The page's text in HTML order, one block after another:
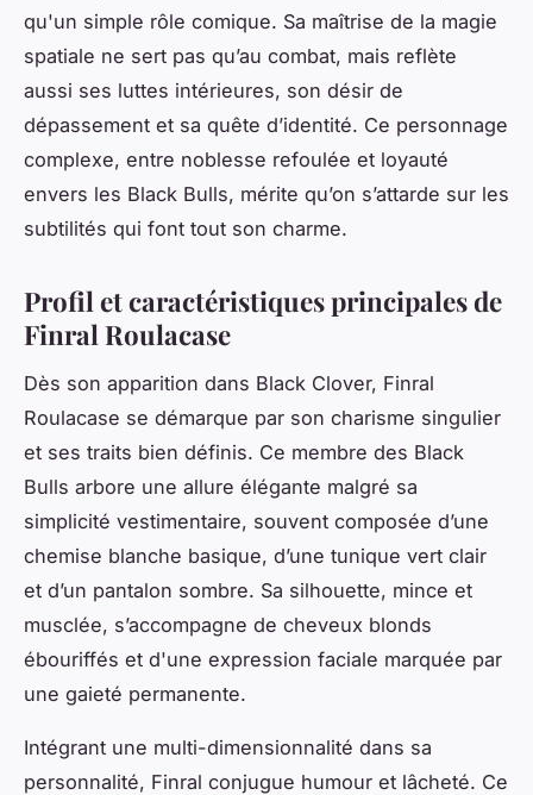
qu'un simple rôle comique. Sa maîtrise de la magie
spatiale ne sert pas qu’au combat, mais reflète
aussi ses luttes intérieures, son désir de
dépassement et sa quête d’identité. Ce personnage
complexe, entre noblesse refoulée et loyauté
envers les Black Bulls, mérite qu’on s’attarde sur les
subtilités qui font tout son charme.
Profil et caractéristiques principales de
Finral Roulacase
Dès son apparition dans Black Clover, Finral
Roulacase se démarque par son charisme singulier
et ses traits bien définis. Ce membre des Black
Bulls arbore une allure élégante malgré sa
simplicité vestimentaire, souvent composée d’une
chemise blanche basique, d’une tunique vert clair
et d’un pantalon sombre. Sa silhouette, mince et
musclée, s’accompagne de cheveux blonds
ébouriffés et d'une expression faciale marquée par
une gaieté permanente.
Intégrant une multi-dimensionnalité dans sa
personnalité, Finral conjugue humour et lâcheté. Ce